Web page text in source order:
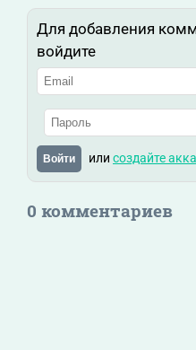
Для добавления
войдите
Войти или создайте
0 комментариев